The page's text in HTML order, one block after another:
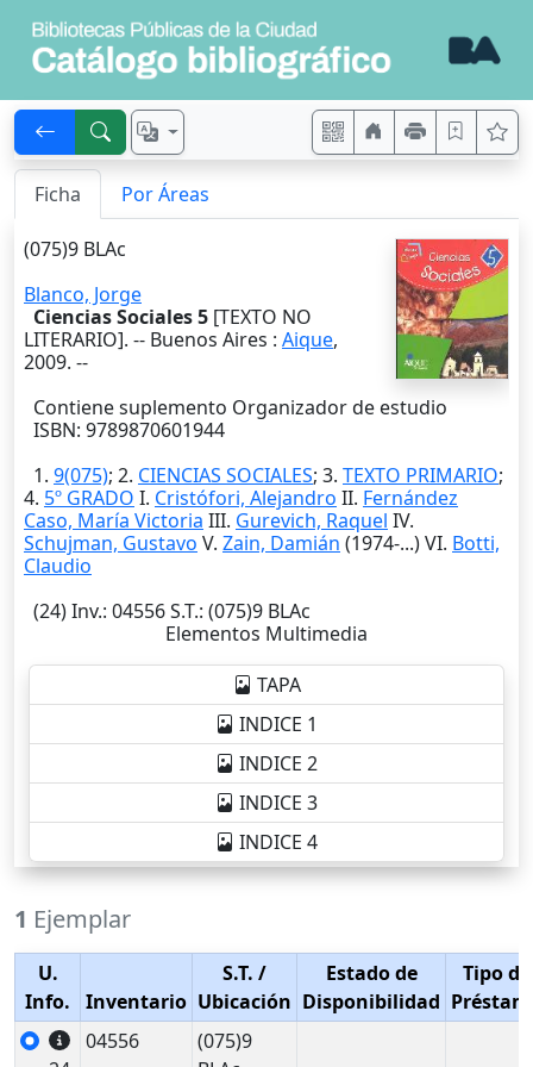
Ficha Por Áreas
(075)9 BLAc
Blanco, Jorge
Ciencias Sociales 5 [TEXTO NO
LITERARIO]. -- Buenos Aires : Aique,
2009. --
Contiene suplemento Organizador de estudio
ISBN: 9789870601944
1. 9(075); 2. CIENCIAS SOCIALES; 3. TEXTO PRIMARIO;
4. 5º GRADO I. Cristófori, Alejandro II. Fernández
Caso, María Victoria III. Gurevich, Raquel IV.
Schujman, Gustavo V. Zain, Damián (1974-...) VI. Botti,
Claudio
(24)Inv.: 04556S.T.: (075)9 BLAc
Elementos Multimedia
TAPA
INDICE 1
INDICE 2
INDICE 3
INDICE 4
1 Ejemplar
U.
Info.
Inventario
S.T. /
Ubicación
Estado de
Disponibilidad
Tipo de
04556
(075)9